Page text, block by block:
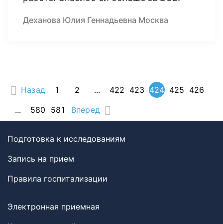
Деханова Юлия Геннадьевна Москва
Назад 1 2 ... 422 423 424 425 426
...
580 581 Вперед
Подготовка к исследованиям
Запись на прием
Правила госпитализации
Электронная приемная